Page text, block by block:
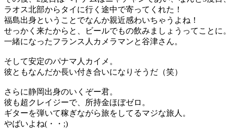
ラオス北部からタイに行く途中で寄ってくれた！
福島出身ということでなんか親近感わいちゃうよね！
せっかく来たからと、ビールでもの飲みましょうってことに。
一緒になったフランス人カメラマンと谷津さん。
そして安定のパナマ人カイメ。
彼ともなんだか長い付き合いになりそうだ（笑）
さらに静岡出身のいくぞー君。
彼も超クレイジーで、所持金ほぼゼロ。
ギターを弾いて稼ぎながら旅をしてるマジな旅人。
やばいよね(・・;)